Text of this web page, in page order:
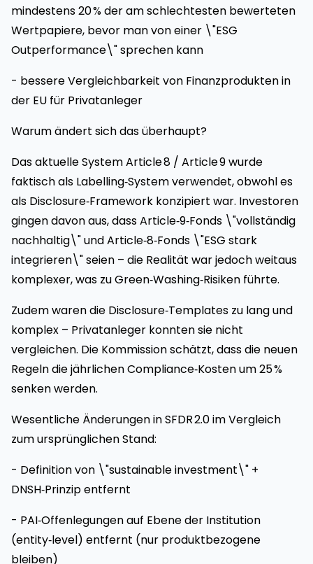
mindestens 20 % der am schlechtesten bewerteten
Wertpapiere, bevor man von einer \"ESG
Outperformance\" sprechen kann
- bessere Vergleichbarkeit von Finanzprodukten in
der EU für Privatanleger
Warum ändert sich das überhaupt?
Das aktuelle System Article 8 / Article 9 wurde
faktisch als Labelling‑System verwendet, obwohl es
als Disclosure‑Framework konzipiert war. Investoren
gingen davon aus, dass Article‑9‑Fonds \"vollständig
nachhaltig\" und Article‑8‑Fonds \"ESG stark
integrieren\" seien – die Realität war jedoch weitaus
komplexer, was zu Green‑Washing‑Risiken führte.
Zudem waren die Disclosure‑Templates zu lang und
komplex – Privatanleger konnten sie nicht
vergleichen. Die Kommission schätzt, dass die neuen
Regeln die jährlichen Compliance‑Kosten um 25 %
senken werden.
Wesentliche Änderungen in SFDR 2.0 im Vergleich
zum ursprünglichen Stand:
- Definition von \"sustainable investment\" +
DNSH‑Prinzip entfernt
- PAI‑Offenlegungen auf Ebene der Institution
(entity‑level) entfernt (nur produktbezogene
bleiben)